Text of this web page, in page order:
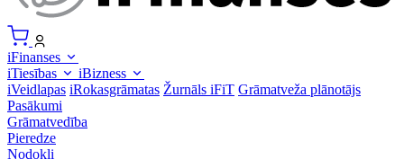
iFinanses
iTiesības
iBizness
iVeidlapas iRokasgrāmatas Žurnāls iFiT Grāmatveža plānotājs
Pasākumi
Grāmatvedība
Pieredze
Nodokļi